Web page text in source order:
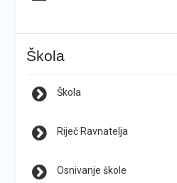
Škola
Škola
Riječ Ravnatelja
Osnivanje škole